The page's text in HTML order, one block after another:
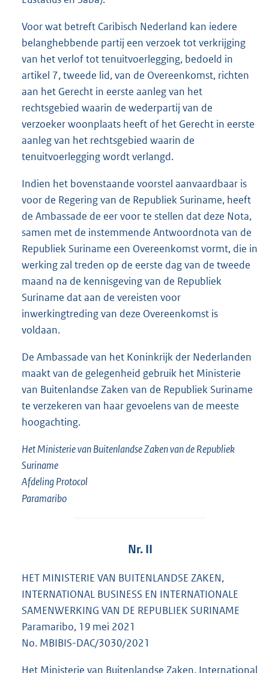
Voor wat betreft Caribisch Nederland kan iedere
belanghebbende partij een verzoek tot verkrijging
van het verlof tot tenuitvoerlegging, bedoeld in
artikel 7, tweede lid, van de Overeenkomst, richten
aan het Gerecht in eerste aanleg van het
rechtsgebied waarin de wederpartij van de
verzoeker woonplaats heeft of het Gerecht in eerste
aanleg van het rechtsgebied waarin de
tenuitvoerlegging wordt verlangd.
Indien het bovenstaande voorstel aanvaardbaar is
voor de Regering van de Republiek Suriname, heeft
de Ambassade de eer voor te stellen dat deze Nota,
samen met de instemmende Antwoordnota van de
Republiek Suriname een Overeenkomst vormt, die in
werking zal treden op de eerste dag van de tweede
maand na de kennisgeving van de Republiek
Suriname dat aan de vereisten voor
inwerkingtreding van deze Overeenkomst is
voldaan.
De Ambassade van het Koninkrijk der Nederlanden
maakt van de gelegenheid gebruik het Ministerie
van Buitenlandse Zaken van de Republiek Suriname
te verzekeren van haar gevoelens van de meeste
hoogachting.
Het Ministerie van Buitenlandse Zaken van de Republiek
Suriname
Afdeling Protocol
Paramaribo
Nr. II
HET MINISTERIE VAN BUITENLANDSE ZAKEN,
INTERNATIONAL BUSINESS EN INTERNATIONALE
SAMENWERKING VAN DE REPUBLIEK SURINAME
Paramaribo, 19 mei 2021
No. MBIBIS-DAC/3030/2021
Het Ministerie van Buitenlandse Zaken, International